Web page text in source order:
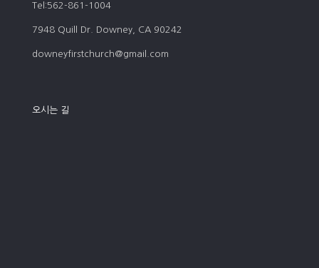
Tel:562-861-1004
7948 Quill Dr. Downey, CA 90242
downeyfirstchurch@gmail.com
오시는 길